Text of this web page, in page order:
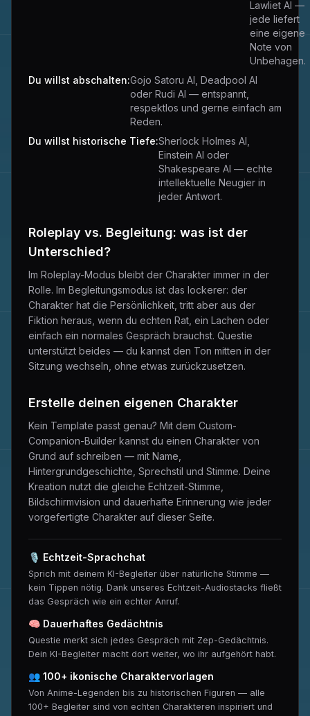
Lawliet AI —
jede liefert
eine eigene
Note von
Unbehagen.
Du willst abschalten:Gojo Satoru AI, Deadpool AI
oder Rudi AI — entspannt,
respektlos und gerne einfach am
Reden.
Du willst historische Tiefe:Sherlock Holmes AI,
Einstein AI oder
Shakespeare AI — echte
intellektuelle Neugier in
jeder Antwort.
Roleplay vs. Begleitung: was ist der
Unterschied?
Im Roleplay-Modus bleibt der Charakter immer in der
Rolle. Im Begleitungsmodus ist das lockerer: der
Charakter hat die Persönlichkeit, tritt aber aus der
Fiktion heraus, wenn du echten Rat, ein Lachen oder
einfach ein normales Gespräch brauchst. Questie
unterstützt beides — du kannst den Ton mitten in der
Sitzung wechseln, ohne etwas zurückzusetzen.
Erstelle deinen eigenen Charakter
Kein Template passt genau? Mit dem Custom-
Companion-Builder kannst du einen Charakter von
Grund auf schreiben — mit Name,
Hintergrundgeschichte, Sprechstil und Stimme. Deine
Kreation nutzt die gleiche Echtzeit-Stimme,
Bildschirmvision und dauerhafte Erinnerung wie jeder
vorgefertigte Charakter auf dieser Seite.
🎙 Echtzeit-Sprachchat
Sprich mit deinem KI-Begleiter über natürliche Stimme —
kein Tippen nötig. Dank unseres Echtzeit-Audiostacks fließt
das Gespräch wie ein echter Anruf.
🧠 Dauerhaftes Gedächtnis
Questie merkt sich jedes Gespräch mit Zep-Gedächtnis.
Dein KI-Begleiter macht dort weiter, wo ihr aufgehört habt.
👥 100+ ikonische Charaktervorlagen
Von Anime-Legenden bis zu historischen Figuren — alle
100+ Begleiter sind von echten Charakteren inspiriert und